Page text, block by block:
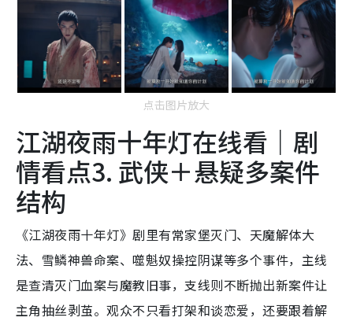
点击图片放大
江湖夜雨十年灯在线看｜剧
情看点3. 武侠＋悬疑多案件
结构
《江湖夜雨十年灯》剧里有常家堡灭门、天魔解体大
法、雪鳞神兽命案、噬魁奴操控阴谋等多个事件，主线
是查清灭门血案与魔教旧事，支线则不断抛出新案件让
主角抽丝剥茧。观众不只看打架和谈恋爱，还要跟着解